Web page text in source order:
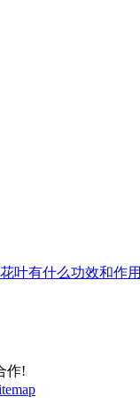
叶有什么功效和作用
作!